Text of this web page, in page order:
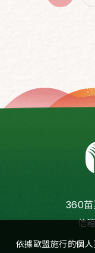
360苗
信
依據歐盟施行的個